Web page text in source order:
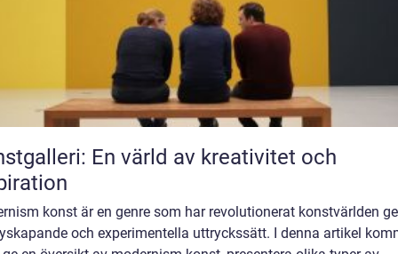
En värld av kreativitet och
konst är en genre som har revolutionerat konstvärlden
och experimentella uttryckssätt. I denna artikel